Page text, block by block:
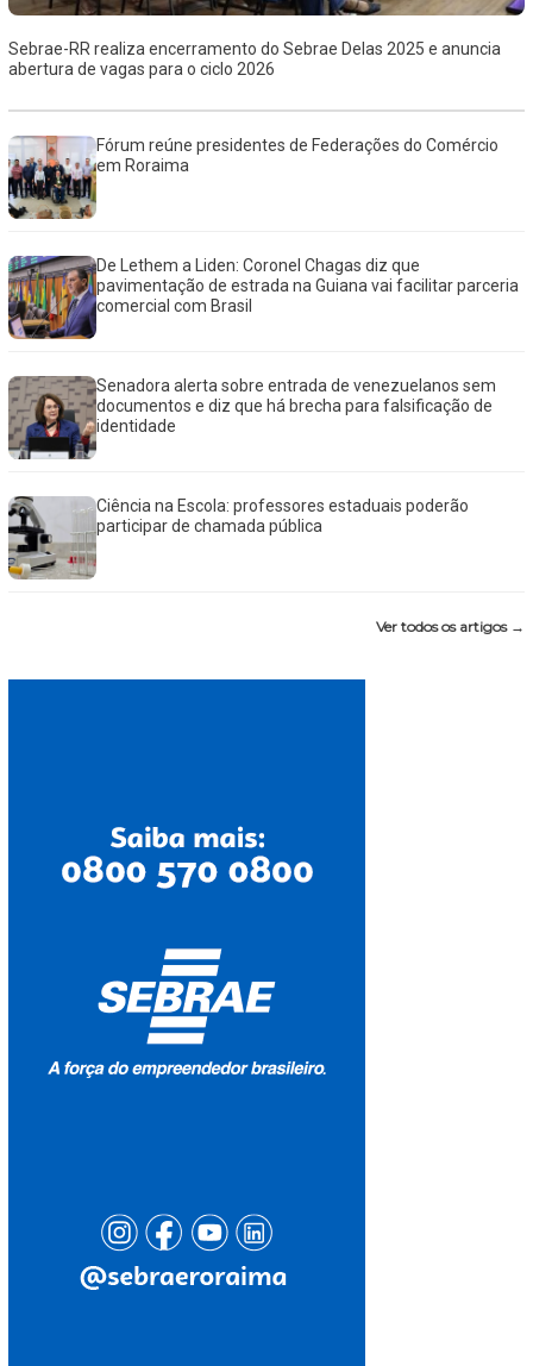
Sebrae-RR realiza encerramento do Sebrae Delas 2025 e anuncia
abertura de vagas para o ciclo 2026
Fórum reúne presidentes de Federações do Comércio
em Roraima
De Lethem a Liden: Coronel Chagas diz que
pavimentação de estrada na Guiana vai facilitar parceria
comercial com Brasil
Senadora alerta sobre entrada de venezuelanos sem
documentos e diz que há brecha para falsificação de
identidade
Ciência na Escola: professores estaduais poderão
participar de chamada pública
Ver todos os artigos →